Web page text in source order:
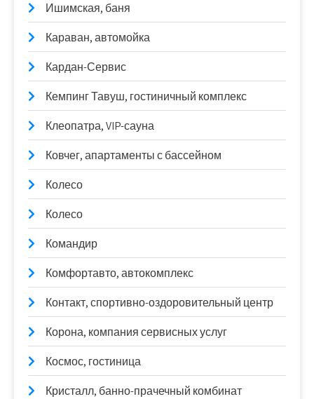
Ишимская, баня
Караван, автомойка
Кардан-Сервис
Кемпинг Тавуш, гостиничный комплекс
Клеопатра, VIP-сауна
Ковчег, апартаменты с бассейном
Колесо
Колесо
Командир
Комфортавто, автокомплекс
Контакт, спортивно-оздоровительный центр
Корона, компания сервисных услуг
Космос, гостиница
Кристалл, банно-прачечный комбинат